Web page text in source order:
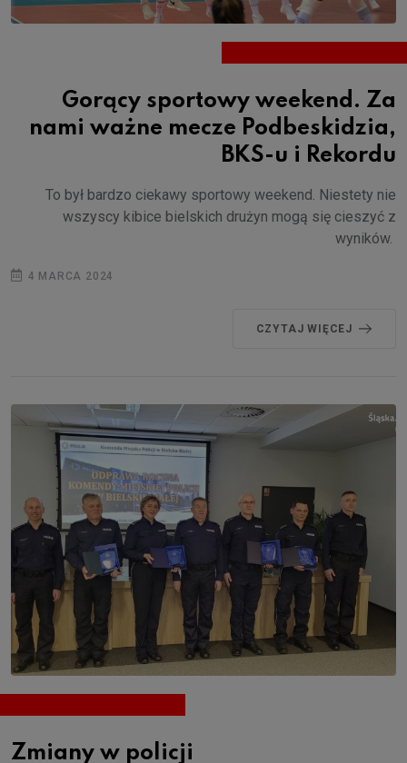
Gorący sportowy weekend. Za
nami ważne mecze Podbeskidzia,
BKS-u i Rekordu
To był bardzo ciekawy sportowy weekend. Niestety nie
wszyscy kibice bielskich drużyn mogą się cieszyć z
wyników.
4 MARCA 2024
CZYTAJ WIĘCEJ
Zmiany w policji